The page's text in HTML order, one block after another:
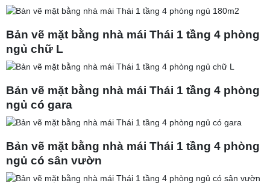
Bản vẽ mặt bằng nhà mái Thái 1 tầng 4 phòng
ngủ chữ L
Bản vẽ mặt bằng nhà mái Thái 1 tầng 4 phòng
ngủ có gara
Bản vẽ mặt bằng nhà mái Thái 1 tầng 4 phòng
ngủ có sân vườn